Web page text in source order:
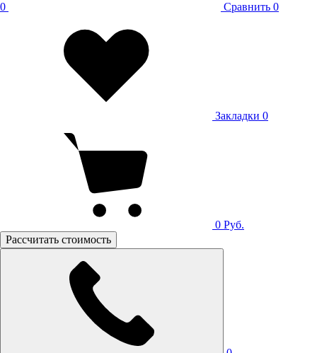
0 Сравнить 0
Закладки 0
0 Руб.
Рассчитать стоимость